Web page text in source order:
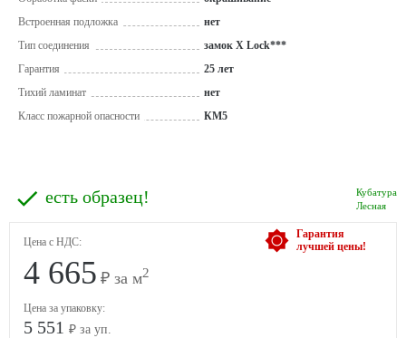
Встроенная подложка
нет
Тип соединения
замок X Lock***
Гарантия
25 лет
Тихий ламинат
нет
Класс пожарной опасности
КМ5
Кубатура
Лесная
есть образец!
Гарантия
лучшей цены!
Цена с НДС:
4 665 ₽ за м2
Цена за упаковку:
5 551 ₽ за уп.